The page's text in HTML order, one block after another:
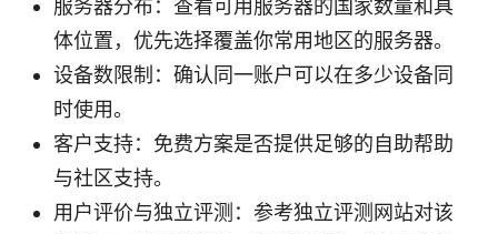
服务器分布：查看可用服务器的国家数量和具
体位置，优先选择覆盖你常用地区的服务器。
设备数限制：确认同一账户可以在多少设备同
时使用。
客户支持：免费方案是否提供足够的自助帮助
与社区支持。
用户评价与独立评测：参考独立评测网站对该